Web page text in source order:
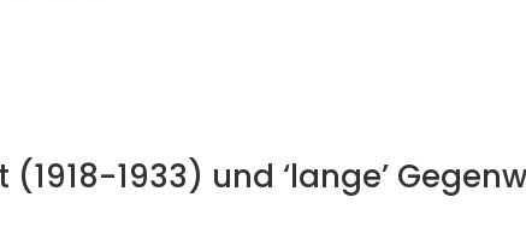
1933) und ‘lange’